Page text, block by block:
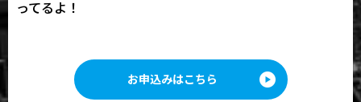
ってるよ！
お申込みはこちら